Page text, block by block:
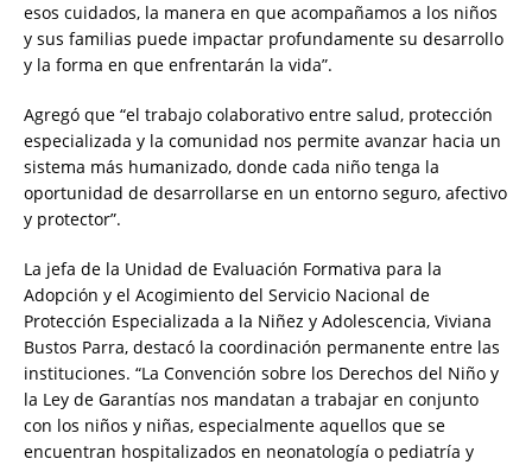
esos cuidados, la manera en que acompañamos a los niños
y sus familias puede impactar profundamente su desarrollo
y la forma en que enfrentarán la vida”.
Agregó que “el trabajo colaborativo entre salud, protección
especializada y la comunidad nos permite avanzar hacia un
sistema más humanizado, donde cada niño tenga la
oportunidad de desarrollarse en un entorno seguro, afectivo
y protector”.
La jefa de la Unidad de Evaluación Formativa para la
Adopción y el Acogimiento del Servicio Nacional de
Protección Especializada a la Niñez y Adolescencia, Viviana
Bustos Parra, destacó la coordinación permanente entre las
instituciones. “La Convención sobre los Derechos del Niño y
la Ley de Garantías nos mandatan a trabajar en conjunto
con los niños y niñas, especialmente aquellos que se
encuentran hospitalizados en neonatología o pediatría y